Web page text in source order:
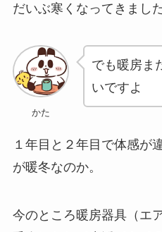
だいぶ寒くなってきました
かた
でも暖房ま
いですよ
１年目と２年目で体感が
が暖冬なのか。
今のところ暖房器具（エ